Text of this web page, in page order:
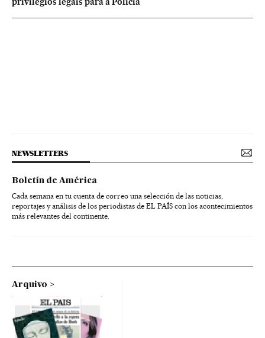
NEWSLETTERS
Boletín de América
Cada semana en tu cuenta de correo una selección de las noticias,
reportajes y análisis de los periodistas de EL PAÍS con los acontecimientos
más relevantes del continente.
Arquivo